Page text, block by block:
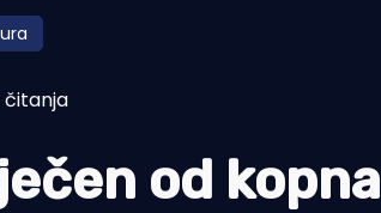
čitanja
od kopna